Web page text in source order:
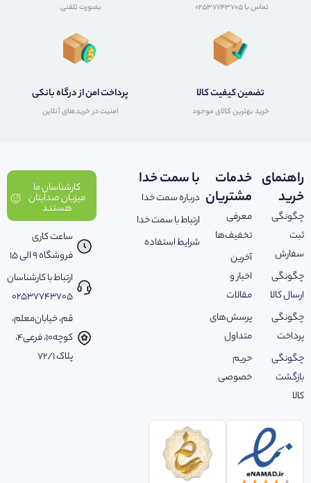
تماس با 02537743705 بصورت تلفنی
تضمین کیفیت کالا
خرید بهترین کالای موجود
پرداخت امن از درگاه بانکی
امنیت در خریدهای آنلاین
راهنمای
خرید
چگونگی
ثبت
سفارش
چگونگی
ارسال کالا
چگونگی
پرداخت
چگونگی
بازگشت
کالا
خدمات
مشتریان
معرفی
تخفیف‌ها
آخرین
اخبار و
مقالات
پرسش‌های
متداول
حریم
خصوصی
با سمت خدا
درباره سمت خدا
ارتباط با سمت خدا
شرایط استفاده
کارشناسان ما
میزبان صدایتان
هستند
ساعت کاری
فروشگاه 9 الی 15
ارتباط با کارشناسان
02537743705
قم، خیابان‌معلم،
کوچه‌10، فرعی‌4،
پلاک ‌72/1